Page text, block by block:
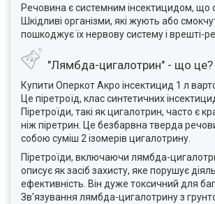
Речовина є системним інсектицидом, що
Шкідливі організми, які жують або
пошкоджує їх нервову систему і врешті-
"Лямбда-цигалотрин" - що це?
Купити Оперкот Акро інсектицид 1 л
Це піретроїд, клас синтетичних
Піретроїди, такі як цигалотрин, часто є
ніж піретрин. Це безбарвна тверда
собою суміш 2 ізомерів цигалотрину.
Піретроїди, включаючи лямбда-
описує як засіб захисту, яке порушує
ефективність. Він дуже токсичний для
Зв'язування лямбда-цигалотрину з